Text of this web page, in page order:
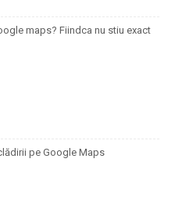
maps? Fiindca nu stiu exact
pe Google Maps